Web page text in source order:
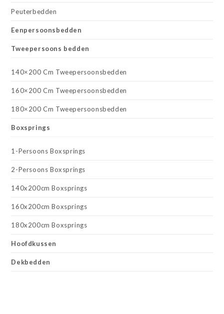
Peuterbedden
Eenpersoonsbedden
Tweepersoons bedden
140×200 Cm Tweepersoonsbedden
160×200 Cm Tweepersoonsbedden
180×200 Cm Tweepersoonsbedden
Boxsprings
1-Persoons Boxsprings
2-Persoons Boxsprings
140x200cm Boxsprings
160x200cm Boxsprings
180x200cm Boxsprings
Hoofdkussen
Dekbedden